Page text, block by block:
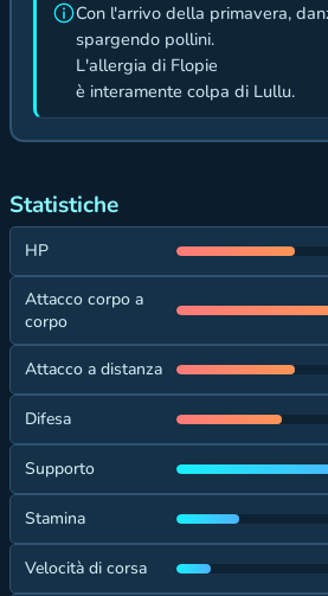
Con l'arrivo della primavera,
spargendo pollini.
L'allergia di Flopie
è interamente colpa di Lullu.
Statistiche
HP
Attacco corpo a
corpo
Attacco a distanza
Difesa
Supporto
Stamina
Velocità di corsa